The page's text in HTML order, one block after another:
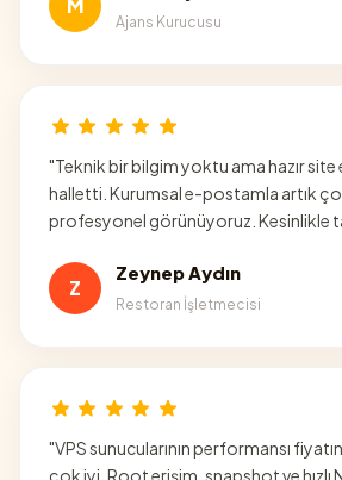
M
Ajans Kurucusu
"Teknik bir bilgim yoktu ama hazır site
halletti. Kurumsal e-postamla artık
profesyonel görünüyoruz. Kesinlikle
Z
Zeynep Aydın
Restoran İşletmecisi
"VPS sunucularının performansı